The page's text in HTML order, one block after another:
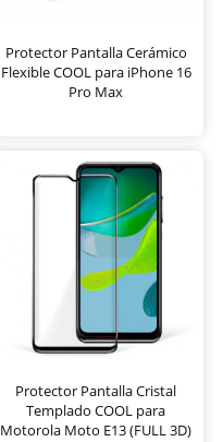
Protector Pantalla Cerámico
Flexible COOL para iPhone 16
Pro Max
Protector Pantalla Cristal
Templado COOL para
Motorola Moto E13 (FULL 3D)